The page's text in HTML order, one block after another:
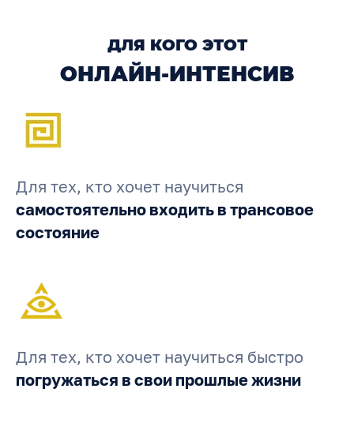
ОНЛАЙН-ИНТЕНСИВ
ДЛЯ КОГО ЭТОТ
Для тех, кто хочет научиться
самостоятельно входить в трансовое
состояние
Для тех, кто хочет научиться быстро
погружаться в свои прошлые жизни